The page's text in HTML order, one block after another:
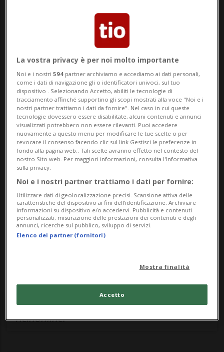
MENDRISIO - La terza edizione di “Salti in
Piazza” si avvicina sempre più. Il prossimo
13 giugno, al Piazzale alla Valle di
Mendrisio, sarà nuovamente possibile
vivere lo spettacolo dell’atletica leggera di
livello int...
🔐 Sblocca il nostro archivio
esclusivo!
Sottoscrivi un abbonamentoArchivioper
leggere questo articolo, oppure scegli
MyTioAboper accedere all'archivio e
navigare su sito e app senza pubblicità.
canale WhatsApp
Ticinonline.
La vostra privacy è per noi molto importante
Noi e i nostri594 partner archiviamo e accediamo ai dati personali,
come i dati di navigazione gli o identificatori univoci, sul tuo
dispositivo . Selezionando Accetto, abiliti le tecnologie di
tracciamento affinché supportino gli scopi mostrati alla voce "Noi e i
nostri partner trattiamo i dati da fornire". Nel caso in cui queste
tecnologie dovessero essere disabilitate, alcuni contenuti e annunci
visualizzati potrebbero non essere rilevanti. Puoi accedere
nuovamente a questo menu per modificare le tue scelte o per
revocare il consenso facendo clic sul link Gestisci le preferenze in
fondo alla pagina web.. Tali scelte avranno effetto nel contesto del
nostro Sito web. Per maggiori informazioni, consulta l'Informativa
sulla privacy.
Noi e i nostri partner trattiamo i dati per fornire:
Utilizzare dati di geolocalizzazione precisi. Scansione attiva delle
caratteristiche del dispositivo ai fini dell’identificazione. Archiviare
informazioni su dispositivo e/o accedervi. Pubblicità e contenuti
personalizzati, misurazione delle prestazioni dei contenuti e degli
annunci, ricerche sul pubblico, sviluppo di servizi.
Elenco dei partner (fornitori)
Mostra finalità
Accetto